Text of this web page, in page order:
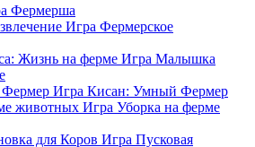
Фермерша
Игра Фермерское
Игра Малышка
Игра Кисан: Умный Фермер
Игра Уборка на ферме
Игра Пусковая